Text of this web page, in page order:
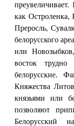
как
Преросль,
белорусского
или
восток
белорусские.
Княжества
князьями или
позволяют
Белорусский